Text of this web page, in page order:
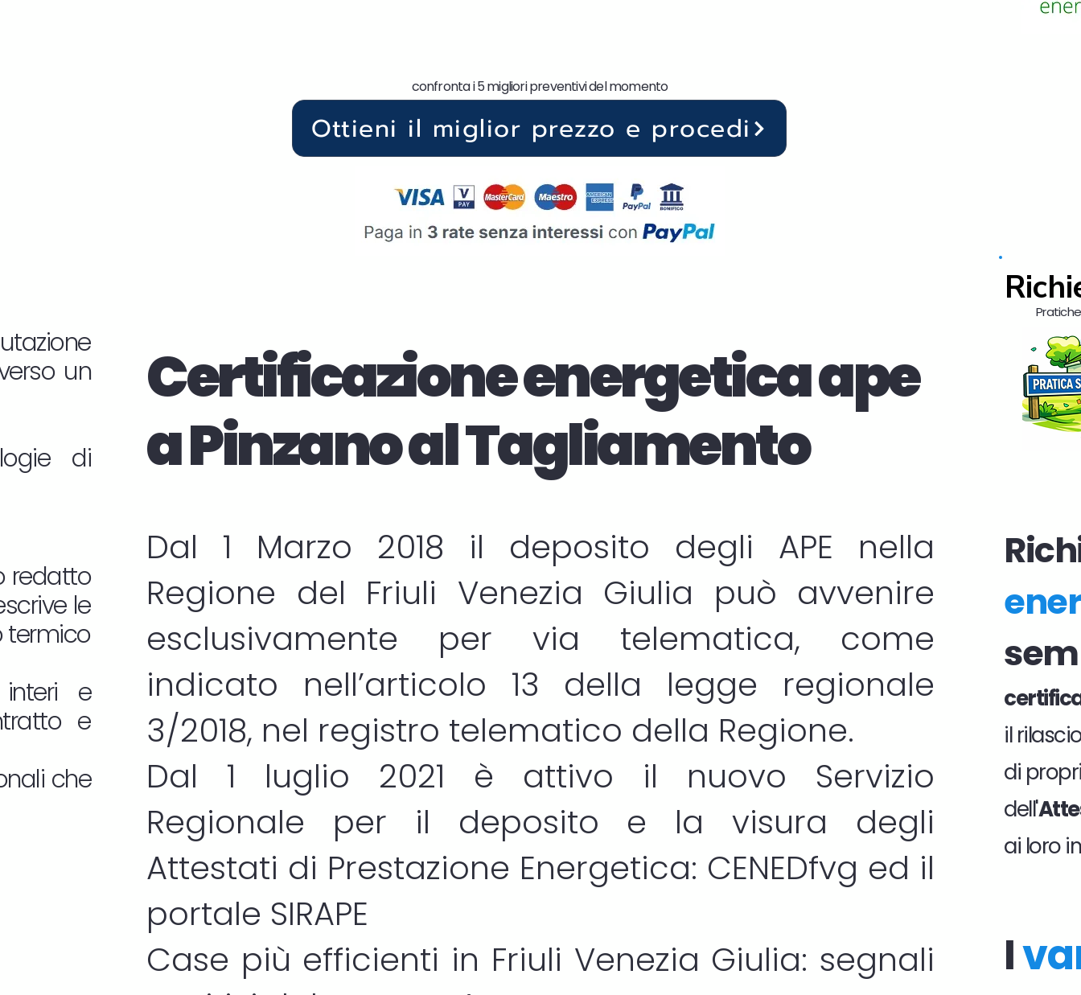
un
di
redatto
le
termico
e
e
che
Ottieni il miglior prezzo e procedi
confronta i 5 migliori preventivi del momento
Certificazione energetica ape
a Pinzano al Tagliamento
Dal 1 Marzo 2018 il deposito degli APE nella
Regione del Friuli Venezia Giulia può avvenire
esclusivamente per via telematica, come
indicato nell’articolo 13 della legge regionale
3/2018, nel registro telematico della Regione.
Dal 1 luglio 2021 è attivo il nuovo Servizio
Regionale per il deposito e la visura degli
Attestati di Prestazione Energetica: CENEDfvg ed il
portale SIRAPE
Case più efficienti in Friuli Venezia Giulia: segnali
il
di
dell'
ai loro
I